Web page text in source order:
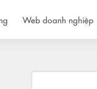
Web doanh nghiệp